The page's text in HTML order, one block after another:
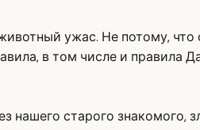
ужас. Не потому, что
в том числе и правила
нашего старого